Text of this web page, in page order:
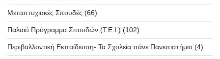
Μεταπτυχιακές Σπουδές (66)
Παλαιό Πρόγραμμα Σπουδών (T.E.I.) (102)
Περιβαλλοντική Εκπαίδευση- Τα Σχολεία πάνε Πανεπιστήμιο (4)